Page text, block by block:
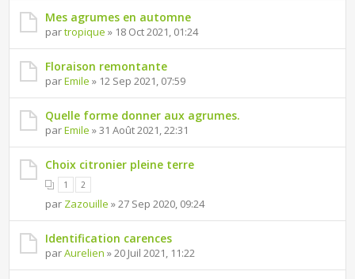
Mes agrumes en automne
partropique » 18 Oct 2021, 01:24
Floraison remontante
parEmile » 12 Sep 2021, 07:59
Quelle forme donner aux agrumes.
parEmile » 31 Août 2021, 22:31
Choix citronier pleine terre
1 2
par Zazouille » 27 Sep 2020, 09:24
Identification carences
parAurelien » 20 Juil 2021, 11:22